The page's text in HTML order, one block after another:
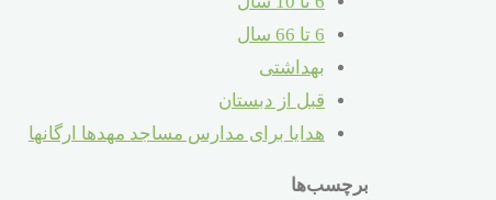
6 تا 66 سال
بهداشتی
قبل از دبستان
هدایا برای مدارس مساجد مهدها ارگانها
برچسب‌ها